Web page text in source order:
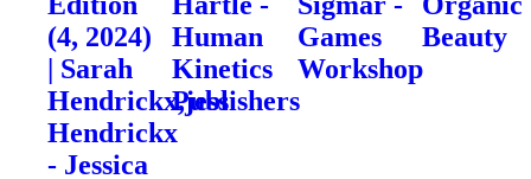
(4, 2024)
| Sarah
Hendrickx,jess
Hendrickx
- Jessica
Human
Kinetics
Publishers
Games
Workshop
Beauty